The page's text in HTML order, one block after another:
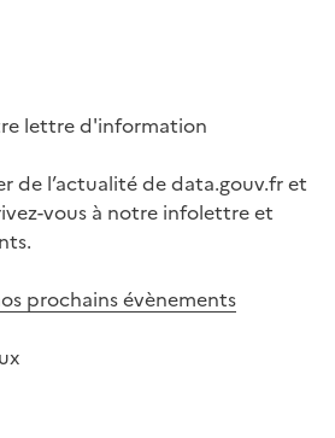
lettre d'information
de l’actualité de data.gouv.fr et
vous à notre infolettre et
prochains évènements